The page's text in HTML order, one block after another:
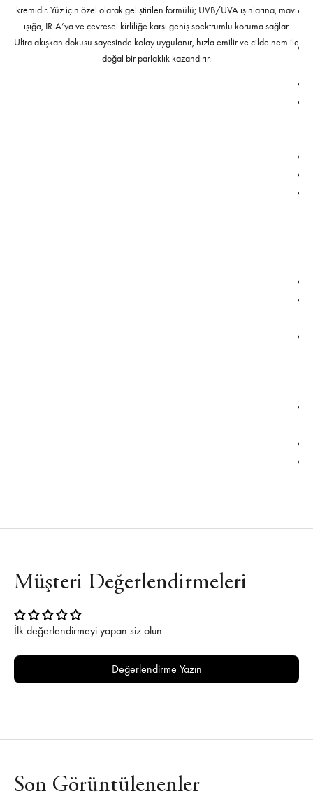
kremidir. Yüz için özel olarak geliştirilen formülü; UVB/UVA ışınlarına, mavi
ışığa, IR-A’ya ve çevresel kirliliğe karşı geniş spektrumlu koruma sağlar.
Ultra akışkan dokusu sayesinde kolay uygulanır, hızla emilir ve cilde nem ile
doğal bir parlaklık kazandırır.
Müşteri Değerlendirmeleri
İlk değerlendirmeyi yapan siz olun
Değerlendirme Yazın
Son Görüntülenenler